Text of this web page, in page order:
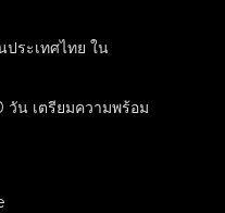
ประเทศไทย ใน
วัน เตรียมความพร้อม